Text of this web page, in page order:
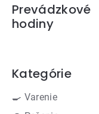
Prevádzkové
hodiny
Kategórie
🍳 Varenie